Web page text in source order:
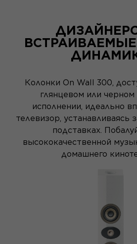
Колонки On Wall 300,
глянцевом или черном
исполнении, идеально
телевизор, устанавливаясь
подставках.
высококачественной
домашнего